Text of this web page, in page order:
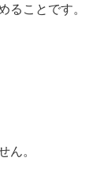
ることです。
ん。